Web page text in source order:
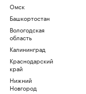
Омск
Башкортостан
Вологодская
область
Калининград
Краснодарский
край
Нижний
Новгород